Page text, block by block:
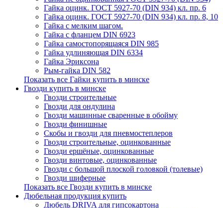
Гайка оцинк. ГОСТ 5927-70 (DIN 934) кл. пр. 6
Гайка оцинк. ГОСТ 5927-70 (DIN 934) кл. пр. 8, 10
Гайка с мелким шагом.
Гайка с фланцем DIN 6923
Гайка самостопорящаяся DIN 985
Гайка удлиняющая DIN 6334
Гайка Эриксона
Рым-гайка DIN 582
Показать все Гайки купить в минске
Гвозди купить в минске
Гвозди строительные
Гвозди для ондулина
Гвозди машинные сваренные в обойму
Гвозди финишные
Скобы и гвозди для пневмостеплеров
Гвозди строительные, оцинкованные
Гвозди ершёные, оцинкованные
Гвозди винтовые, оцинкованные
Гвозди с большой плоской головкой (толевые)
Гвозди шиферные
Показать все Гвозди купить в минске
Дюбельная продукция купить
Дюбель DRIVA для гипсокартона